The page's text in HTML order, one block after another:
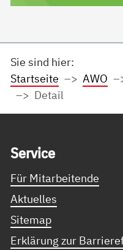
Sie sind hier:
Startseite
AWO
Detail
Ser­vice
Für Mitarbeitende
Aktuelles
Sitemap
Erklärung zur